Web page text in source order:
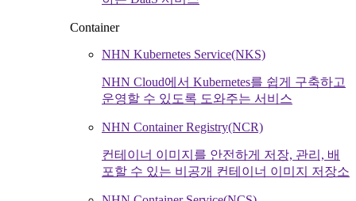
Container
NHN Kubernetes Service(NKS)
NHN Cloud에서 Kubernetes를 쉽게 구축하고
운영할 수 있도록 도와주는 서비스
NHN Container Registry(NCR)
컨테이너 이미지를 안전하게 저장, 관리, 배
포할 수 있는 비공개 컨테이너 이미지 저장소